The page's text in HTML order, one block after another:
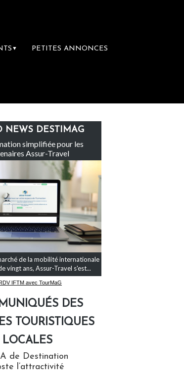
▼ PETITES ANNONCES
Sainte-Claire rachète Eden
NEWS DESTIMAG
simplifiée pour les
Assur-Travel
de la mobilité internationale
vingt ans, Assur-Travel s'est...
DES
TOURISTIQUES
LOCALES
de Destination
l’attractivité